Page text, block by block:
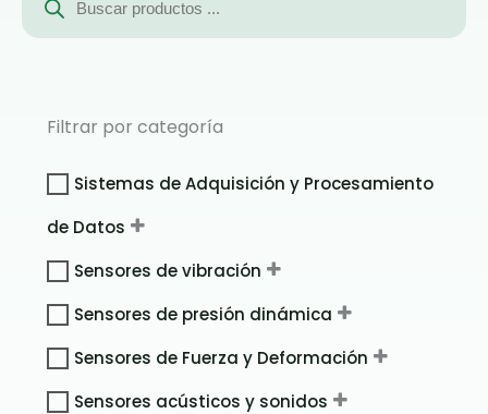
productos
Filtrar por categoría
Sistemas de Adquisición y Procesamiento
de Datos
Sensores de vibración
Sensores de presión dinámica
Sensores de Fuerza y Deformación
Sensores acústicos y sonidos